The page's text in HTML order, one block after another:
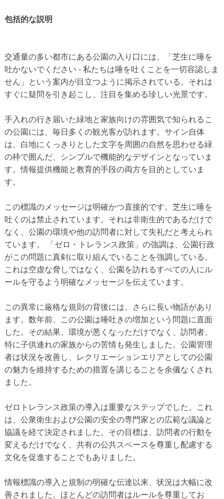
包括的な説明
交通量の多い都市にある公園の入り口には、「芝生に唾を
吐かないでください - 私たちは唾を吐くことを一切容認しま
せん」という案内が目立つように掲示されている。それは
すぐに疑問を引き起こし、注目を集める珍しい光景です。
手入れの行き届いた緑地と家族向けの雰囲気で知られるこ
の公園には、毎日多くの観光客が訪れます。サイン自体
は、白地にくっきりとした文字を周囲の自然を思わせる緑
の枠で囲んだ、シンプルで機能的なデザインとなっていま
す。情報提供機能と教育的手段の両方を目的としていま
す。
この標識のメッセージは明確かつ直接的です。芝生に唾を
吐くのは禁止されています。それは非衛生的であるだけで
なく、公園の環境や他の訪問者に対して失礼だと考えられ
ています。 「ゼロ・トレランス政策」の強調は、公園行政
がこの問題に真剣に取り組んでいることを強調している。
これは空虚な脅しではなく、公園を訪れるすべての人にル
ールを守るよう明確なメッセージを伝えています。
この異常に厳格な規則の背後には、さらに長い物語があり
ます。数年前、この公園は唾吐きの増加という問題に直面
した。その結果、環境が悪くなっただけでなく、訪問者、
特に子供連れの家族からの苦情も発生しました。公園管理
者は状況を改善し、レクリエーションエリアとしての公園
の魅力を維持するための措置を講じることを余儀なくされ
ました。
ゼロトレランス政策の導入は重要なステップでした。これ
は、公衆衛生および公園の安全の専門家との広範な議論と
協議を経て決定されました。その目標は、訪問者の行動を
変えるだけでなく、共有の公共スペースを尊重し配慮する
文化を促進することでもありました。
情報標識の導入と規制の明確な伝達以来、状況は大幅に改
善されました。ほとんどの訪問者はルールを尊重してお